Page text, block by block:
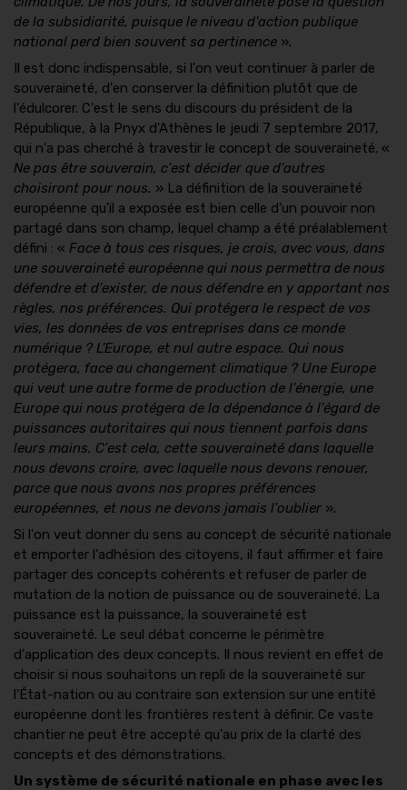
de la subsidiarité, puisque le niveau d'action publique
national perd bien souvent sa pertinence ».
Il est donc indispensable, si l'on veut continuer à parler de
souveraineté, d'en conserver la définition plutôt que de
l'édulcorer. C'est le sens du discours du président de la
République, à la Pnyx d'Athènes le jeudi 7 septembre 2017,
qui n'a pas cherché à travestir le concept de souveraineté. «
Ne pas être souverain, c'est décider que d'autres
choisiront pour nous. » La définition de la souveraineté
européenne qu'il a exposée est bien celle d'un pouvoir non
partagé dans son champ, lequel champ a été préalablement
défini : « Face à tous ces risques, je crois, avec vous, dans
une souveraineté européenne qui nous permettra de nous
défendre et d'exister, de nous défendre en y apportant nos
règles, nos préférences. Qui protégera le respect de vos
vies, les données de vos entreprises dans ce monde
numérique ? L'Europe, et nul autre espace. Qui nous
protégera, face au changement climatique ? Une Europe
qui veut une autre forme de production de l'énergie, une
Europe qui nous protégera de la dépendance à l'égard de
puissances autoritaires qui nous tiennent parfois dans
leurs mains. C'est cela, cette souveraineté dans laquelle
nous devons croire, avec laquelle nous devons renouer,
parce que nous avons nos propres préférences
européennes, et nous ne devons jamais l'oublier ».
Si l'on veut donner du sens au concept de sécurité nationale
et emporter l'adhésion des citoyens, il faut affirmer et faire
partager des concepts cohérents et refuser de parler de
mutation de la notion de puissance ou de souveraineté. La
puissance est la puissance, la souveraineté est
souveraineté. Le seul débat concerne le périmètre
d'application des deux concepts. Il nous revient en effet de
choisir si nous souhaitons un repli de la souveraineté sur
l'État-nation ou au contraire son extension sur une entité
européenne dont les frontières restent à définir. Ce vaste
chantier ne peut être accepté qu'au prix de la clarté des
concepts et des démonstrations.
Un système de sécurité nationale en phase avec les